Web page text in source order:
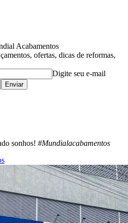
Acabamentos
ofertas, dicas de reformas,
Digite seu e-mail
Enviar
sonhos! #Mundialacabamentos